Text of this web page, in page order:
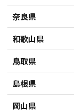
奈良県
和歌山県
鳥取県
島根県
岡山県